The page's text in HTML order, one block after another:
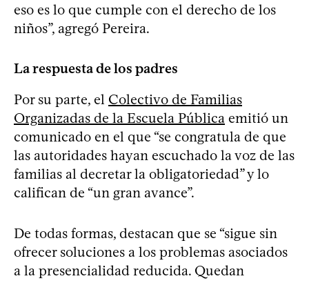
eso es lo que cumple con el derecho de los
niños”, agregó Pereira.
La respuesta de los padres
Por su parte, el Colectivo de Familias
Organizadas de la Escuela Pública emitió un
comunicado en el que “se congratula de que
las autoridades hayan escuchado la voz de las
familias al decretar la obligatoriedad” y lo
califican de “un gran avance”.
De todas formas, destacan que se “sigue sin
ofrecer soluciones a los problemas asociados
a la presencialidad reducida. Quedan